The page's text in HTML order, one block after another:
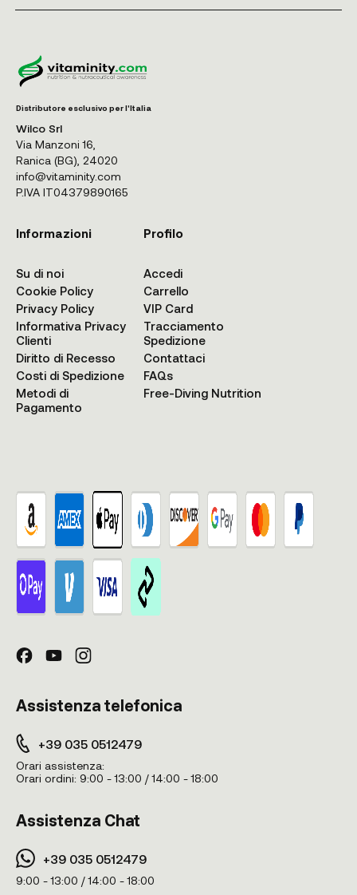
Distributore esclusivo per l'Italia
Wilco Srl
Via Manzoni 16,
Ranica (BG), 24020
info@vitaminity.com
P.IVA IT04379890165
Informazioni
Su di noi
Cookie Policy
Privacy Policy
Informativa Privacy
Clienti
Diritto di Recesso
Costi di Spedizione
Metodi di
Pagamento
Profilo
Accedi
Carrello
VIP Card
Tracciamento
Spedizione
Contattaci
FAQs
Free-Diving Nutrition
Assistenza telefonica
+39 035 0512479
Orari assistenza:
Orari ordini: 9:00 - 13:00 / 14:00 - 18:00
Assistenza Chat
+39 035 0512479
9:00 - 13:00 / 14:00 - 18:00